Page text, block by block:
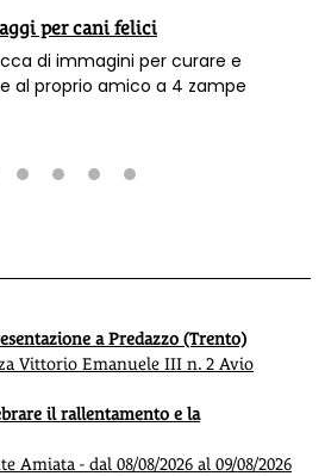
per cani felici
di immagini per curare e
offrire benessere al proprio amico a 4 zampe
a Predazzo (Trento)
Vittorio Emanuele III n. 2 Avio
il rallentamento e la
Amiata - dal 08/08/2026 al 09/08/2026